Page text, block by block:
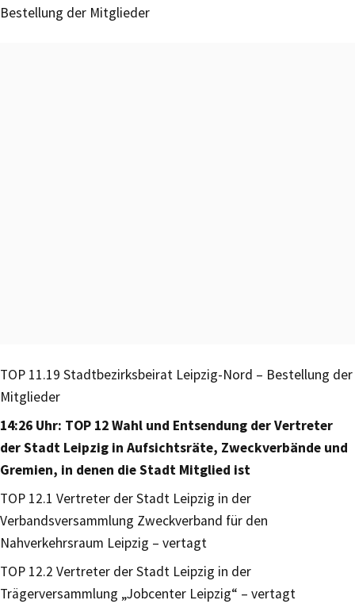
Bestellung der Mitglieder
TOP 11.19 Stadtbezirksbeirat Leipzig-Nord – Bestellung der
Mitglieder
14:26 Uhr: TOP 12 Wahl und Entsendung der Vertreter
der Stadt Leipzig in Aufsichtsräte, Zweckverbände und
Gremien, in denen die Stadt Mitglied ist
TOP 12.1 Vertreter der Stadt Leipzig in der
Verbandsversammlung Zweckverband für den
Nahverkehrsraum Leipzig – vertagt
TOP 12.2 Vertreter der Stadt Leipzig in der
Trägerversammlung „Jobcenter Leipzig“ – vertagt